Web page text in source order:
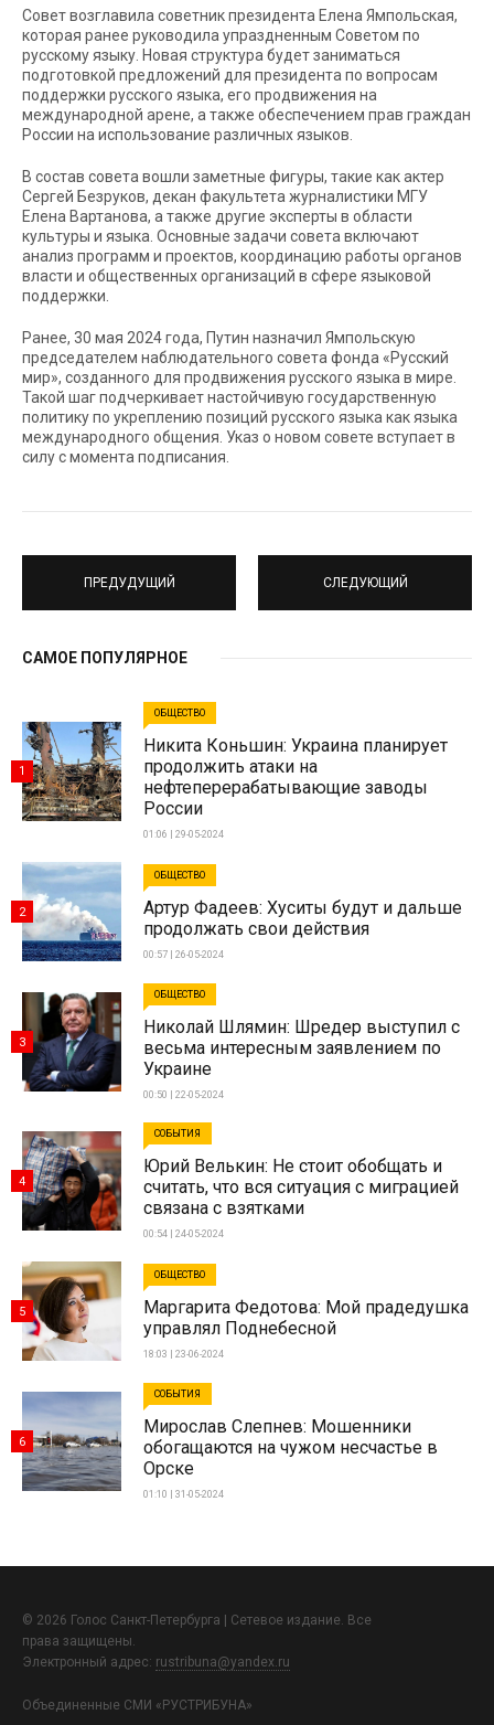
Совет возглавила советник президента Елена Ямпольская,
которая ранее руководила упраздненным Советом по
русскому языку. Новая структура будет заниматься
подготовкой предложений для президента по вопросам
поддержки русского языка, его продвижения на
международной арене, а также обеспечением прав граждан
России на использование различных языков.
В состав совета вошли заметные фигуры, такие как актер
Сергей Безруков, декан факультета журналистики МГУ
Елена Вартанова, а также другие эксперты в области
культуры и языка. Основные задачи совета включают
анализ программ и проектов, координацию работы органов
власти и общественных организаций в сфере языковой
поддержки.
Ранее, 30 мая 2024 года, Путин назначил Ямпольскую
председателем наблюдательного совета фонда «Русский
мир», созданного для продвижения русского языка в мире.
Такой шаг подчеркивает настойчивую государственную
политику по укреплению позиций русского языка как языка
международного общения. Указ о новом совете вступает в
силу с момента подписания.
ПРЕДУДУЩИЙ СЛЕДУЮЩИЙ
САМОЕ ПОПУЛЯРНОЕ
ОБЩЕСТВО
Никита Коньшин: Украина планирует
продолжить атаки на
нефтеперерабатывающие заводы
России
01:06 | 29-05-2024
1
ОБЩЕСТВО
Артур Фадеев: Хуситы будут и дальше
продолжать свои действия
00:57 | 26-05-2024
2
ОБЩЕСТВО
Николай Шлямин: Шредер выступил с
весьма интересным заявлением по
Украине
00:50 | 22-05-2024
3
СОБЫТИЯ
Юрий Велькин: Не стоит обобщать и
считать, что вся ситуация с миграцией
связана с взятками
00:54 | 24-05-2024
4
ОБЩЕСТВО
Маргарита Федотова: Мой прадедушка
управлял Поднебесной
18:03 | 23-06-2024
5
СОБЫТИЯ
Мирослав Слепнев: Мошенники
обогащаются на чужом несчастье в
Орске
01:10 | 31-05-2024
6
© 2026 Голос Санкт-Петербурга | Сетевое издание. Все
права защищены.
Электронный адрес: rustribuna@yandex.ru
Объединенные СМИ «РУСТРИБУНА»